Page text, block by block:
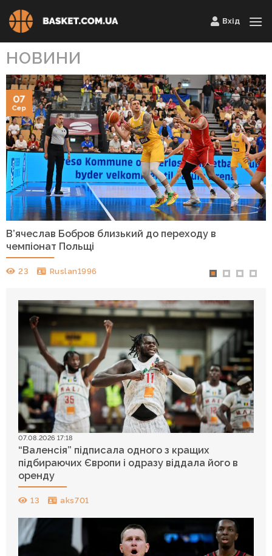
Skip
to
Вхід
НОВИНИ
В’ячеслав Бобров близький до переходу в
чемпіонат Польщі
23 Ruslan1996
07
Сер
07.08.2026 17:18
“Валенсія” підписала одного з кращих
підбираючих Європи і одразу віддала його в
оренду
13 aks701